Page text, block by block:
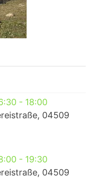
- 18:00
04509
- 19:30
04509